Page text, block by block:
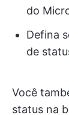
do
Defina
de
Você
status na